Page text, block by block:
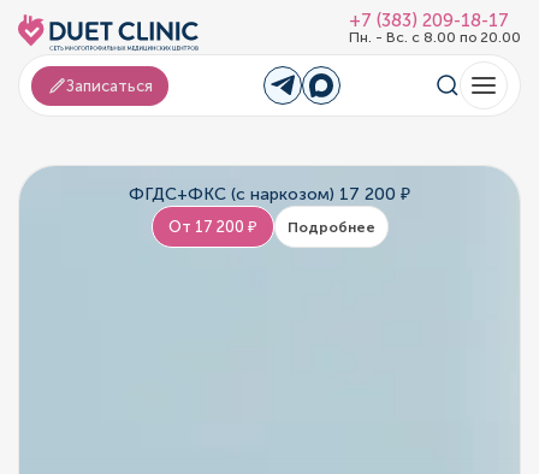
+7 (383) 209-18-17
Пн. - Вс. с 8.00 по 20.00
Записаться
ФГДС+ФКС (с наркозом) 17 200 ₽
От 17 200 ₽ Подробнее